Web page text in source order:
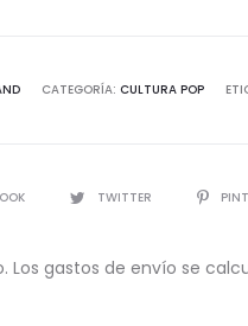
CATEGORÍA: CULTURA POP
TWITTER
Los gastos de envío se